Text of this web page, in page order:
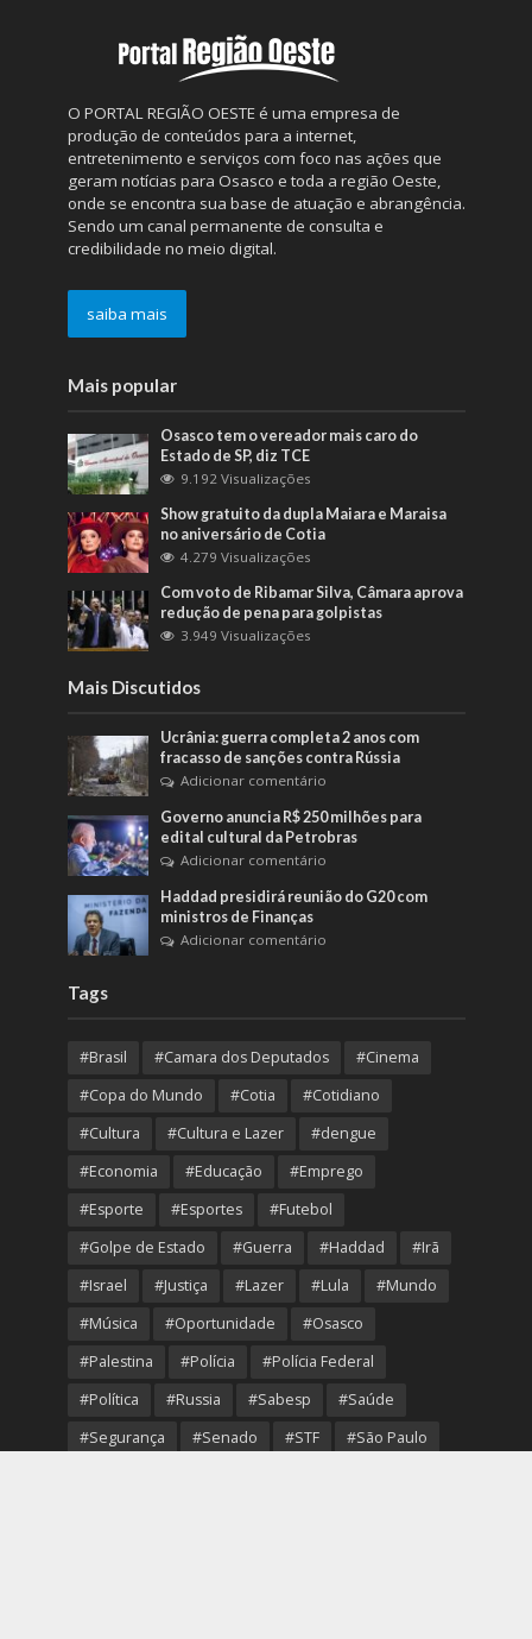
O PORTAL REGIÃO OESTE é uma empresa de
produção de conteúdos para a internet,
entretenimento e serviços com foco nas ações que
geram notícias para Osasco e toda a região Oeste,
onde se encontra sua base de atuação e abrangência.
Sendo um canal permanente de consulta e
credibilidade no meio digital.
saiba mais
Mais popular
Osasco tem o vereador mais caro do
Estado de SP, diz TCE
9.192 Visualizações
Show gratuito da dupla Maiara e Maraisa
no aniversário de Cotia
4.279 Visualizações
Com voto de Ribamar Silva, Câmara aprova
redução de pena para golpistas
3.949 Visualizações
Mais Discutidos
Ucrânia: guerra completa 2 anos com
fracasso de sanções contra Rússia
Adicionar comentário
Governo anuncia R$ 250 milhões para
edital cultural da Petrobras
Adicionar comentário
Haddad presidirá reunião do G20 com
ministros de Finanças
Adicionar comentário
Tags
#Brasil #Camara dos Deputados
#Cinema
#Copa do Mundo
#Cotia
#Cotidiano
#Cultura
#Cultura e Lazer
#dengue
#Economia
#Educação
#Emprego
#Esporte
#Esportes
#Futebol
#Golpe de Estado
#Guerra #Haddad
#Irã
#Israel
#Justiça #Lazer #Lula
#Mundo
#Música
#Oportunidade
#Osasco
#Palestina
#Polícia
#Polícia Federal
#Política
#Russia #Sabesp
#Saúde
#Segurança
#Senado #STF
#São Paulo